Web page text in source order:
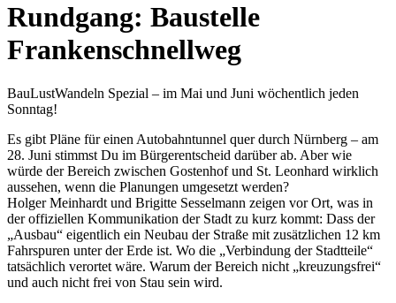
Rundgang: Baustelle
Frankenschnellweg
BauLustWandeln Spezial – im Mai und Juni wöchentlich jeden
Sonntag!
Es gibt Pläne für einen Autobahntunnel quer durch Nürnberg – am
28. Juni stimmst Du im Bürgerentscheid darüber ab. Aber wie
würde der Bereich zwischen Gostenhof und St. Leonhard wirklich
aussehen, wenn die Planungen umgesetzt werden?
Holger Meinhardt und Brigitte Sesselmann zeigen vor Ort, was in
der offiziellen Kommunikation der Stadt zu kurz kommt: Dass der
„Ausbau“ eigentlich ein Neubau der Straße mit zusätzlichen 12 km
Fahrspuren unter der Erde ist. Wo die „Verbindung der Stadtteile“
tatsächlich verortet wäre. Warum der Bereich nicht „kreuzungsfrei“
und auch nicht frei von Stau sein wird.